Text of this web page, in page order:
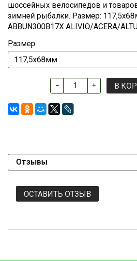
шоссейных велосипедов и
зимней рыбалки. Размер:
ABBUN300B17X ALIVIO/ACERA/
Размер
В
Отзывы
ОСТАВИТЬ ОТЗЫВ